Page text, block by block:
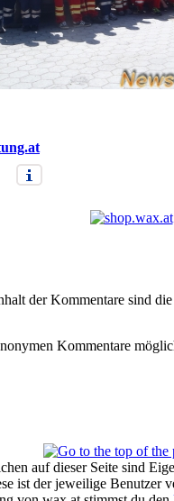
der Kommentare sind
Kommentare
auf dieser Seite sind
ist der jeweilige